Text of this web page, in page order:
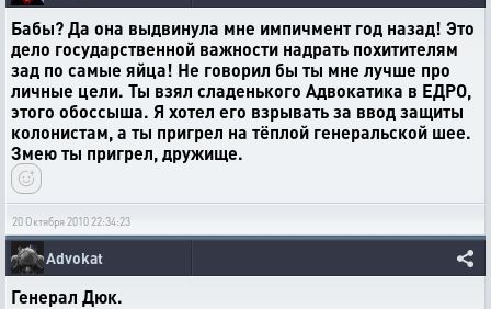
Бабы? Да она выдвинула мне импичмент год назад! Это
дело государственной важности надрать похитителям
зад по самые яйца! Не говорил бы ты мне лучше про
личные цели. Ты взял сладенького Адвокатика в ЕДРО,
этого обоссыша. Я хотел его взрывать за ввод защиты
колонистам, а ты пригрел на тёплой генеральской шее.
Змею ты пригрел, дружище.
20 Октября 2010 22:34:23
Advokat
Генерал Дюк.